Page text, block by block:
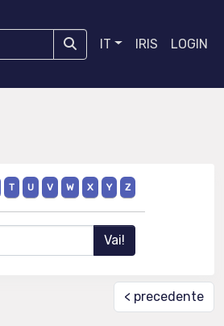
IT IRIS LOGIN
T U V W X Y Z
< precedente